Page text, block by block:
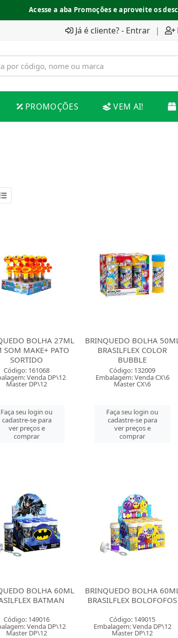
Acesse a aba Promoções e aproveite os
Espaço do Fornecedor disponível no acesso
Já é cliente? - Entrar |
PROMOÇÕES VEM AI!
BOLHA 27ML
SOM MAKE+ PATO
SORTIDO
Código: 161068
Venda DP\12
Master DP\12
Faça seu login ou
cadastre-se para
ver preços e
comprar
BRINQUEDO BOLHA
BRASILFLEX COLOR
BUBBLE
Código: 132009
Embalagem: Venda CX\6
Master CX\6
Faça seu login ou
cadastre-se para
ver preços e
comprar
BOLHA 60ML
BATMAN
Código: 149016
Venda DP\12
Master DP\12
BRINQUEDO BOLHA
BRASILFLEX BOLOFOFOS
Código: 149015
Embalagem: Venda DP\12
Master DP\12